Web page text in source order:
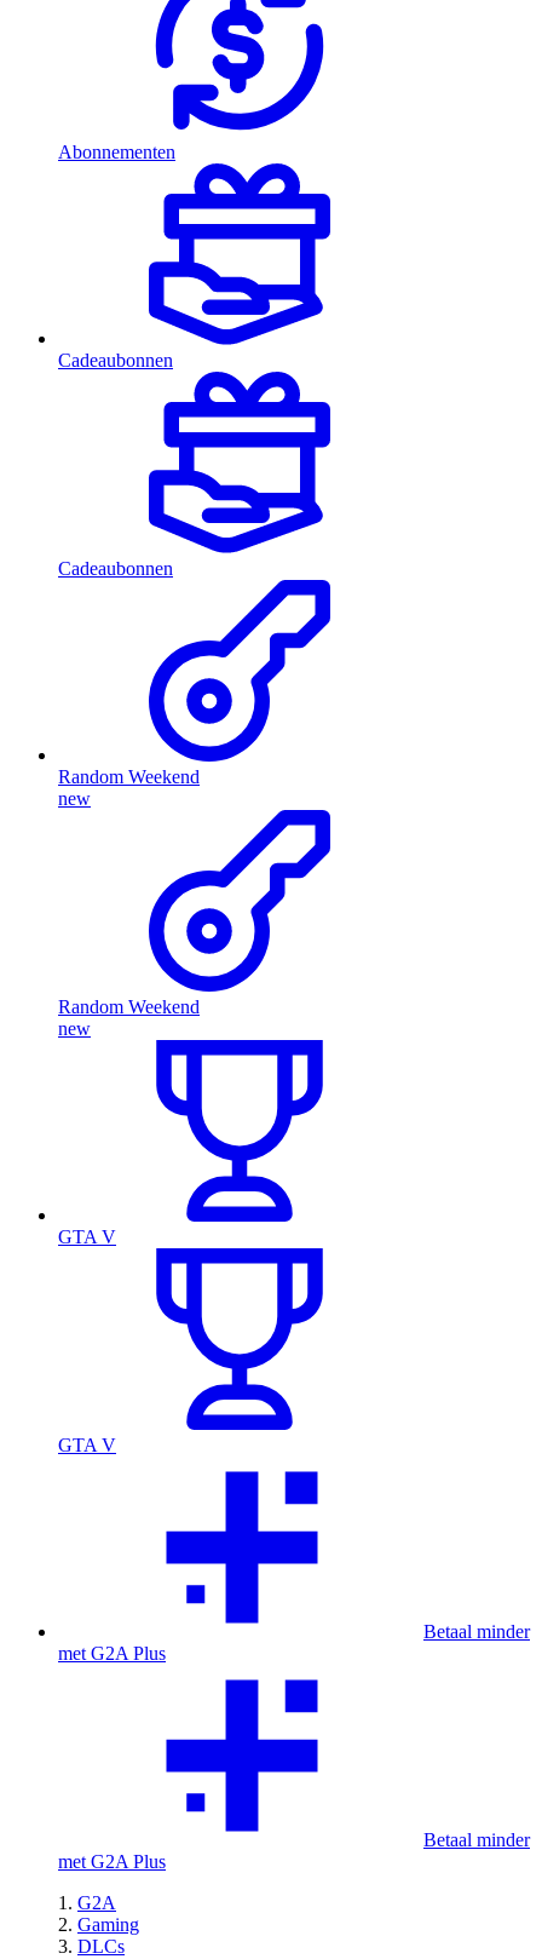
Abonnementen
Cadeaubonnen
Cadeaubonnen
Random Weekend
new
Random Weekend
new
GTA V
GTA V
Betaal minder
met G2A Plus
Betaal minder
met G2A Plus
G2A
Gaming
DLCs